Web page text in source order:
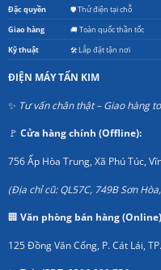
Đặc quyền 🛡️ Thử điện tại chỗ
Giao hàng 🚚 Toàn quốc thần tốc
Kỹ thuật 🛠️ Lắp đặt tận nơi
ĐIỆN MÁY TẤN KIM
✨ Tư vấn chân thật – Giao hàng
🚩 Cửa hàng chính (Offline):
756 Ấp Hòa Trung, Xã Phú Túc,
(Địa chỉ cũ: QL57C, 749B Sơn
🏢 Văn phòng bán hàng
125 Đồng Văn Cống, P. Cát Lái,